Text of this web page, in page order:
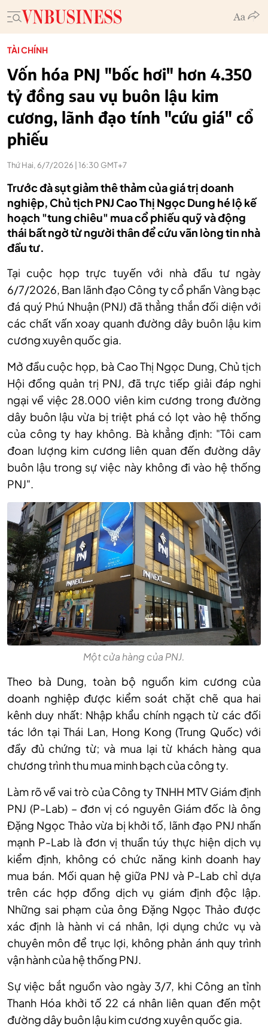
TÀI CHÍNH
Vốn hóa PNJ "bốc hơi" hơn 4.350
tỷ đồng sau vụ buôn lậu kim
cương, lãnh đạo tính "cứu giá" cổ
phiếu
Thứ Hai, 6/7/2026 | 16:30 GMT+7
Trước đà sụt giảm thê thảm của giá trị doanh
nghiệp, Chủ tịch PNJ Cao Thị Ngọc Dung hé lộ kế
hoạch "tung chiêu" mua cổ phiếu quỹ và động
thái bất ngờ từ người thân để cứu vãn lòng tin nhà
đầu tư.
Tại cuộc họp trực tuyến với nhà đầu tư ngày
6/7/2026, Ban lãnh đạo Công ty cổ phần Vàng bạc
đá quý Phú Nhuận (PNJ) đã thẳng thắn đối diện với
các chất vấn xoay quanh đường dây buôn lậu kim
cương xuyên quốc gia.
Mở đầu cuộc họp, bà Cao Thị Ngọc Dung, Chủ tịch
Hội đồng quản trị PNJ, đã trực tiếp giải đáp nghi
ngại về việc 28.000 viên kim cương trong đường
dây buôn lậu vừa bị triệt phá có lọt vào hệ thống
của công ty hay không. Bà khẳng định: "Tôi cam
đoan lượng kim cương liên quan đến đường dây
buôn lậu trong sự việc này không đi vào hệ thống
PNJ".
Một cửa hàng của PNJ.
Theo bà Dung, toàn bộ nguồn kim cương của
doanh nghiệp được kiểm soát chặt chẽ qua hai
kênh duy nhất: Nhập khẩu chính ngạch từ các đối
tác lớn tại Thái Lan, Hong Kong (Trung Quốc) với
đầy đủ chứng từ; và mua lại từ khách hàng qua
chương trình thu mua minh bạch của công ty.
Làm rõ về vai trò của Công ty TNHH MTV Giám định
PNJ (P-Lab) – đơn vị có nguyên Giám đốc là ông
Đặng Ngọc Thảo vừa bị khởi tố, lãnh đạo PNJ nhấn
mạnh P-Lab là đơn vị thuần túy thực hiện dịch vụ
kiểm định, không có chức năng kinh doanh hay
mua bán. Mối quan hệ giữa PNJ và P-Lab chỉ dựa
trên các hợp đồng dịch vụ giám định độc lập.
Những sai phạm của ông Đặng Ngọc Thảo được
xác định là hành vi cá nhân, lợi dụng chức vụ và
chuyên môn để trục lợi, không phản ánh quy trình
vận hành của hệ thống PNJ.
Sự việc bắt nguồn vào ngày 3/7, khi Công an tỉnh
Thanh Hóa khởi tố 22 cá nhân liên quan đến một
đường dây buôn lậu kim cương xuyên quốc gia.